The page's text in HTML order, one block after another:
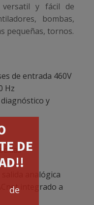
DE
de
versatil y fácil de
bombas,
pequeñas, tornos.
de entrada 460V
Hz
y
analógica
integrado a